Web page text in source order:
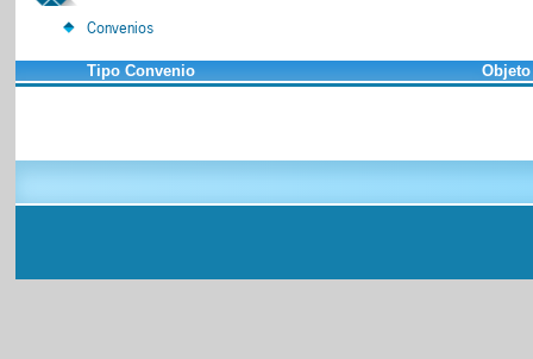
Convenios
Tipo Convenio Objeto